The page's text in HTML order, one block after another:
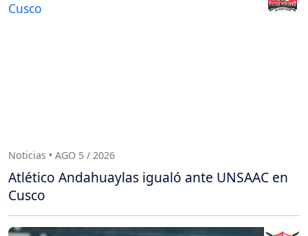
Noticias • AGO 5 / 2026
Atlético Andahuaylas igualó ante UNSAAC en
Cusco